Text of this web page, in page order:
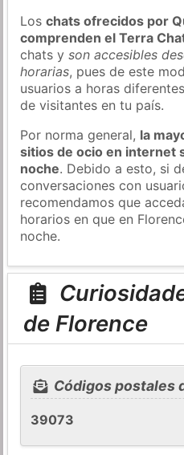
Loschats ofrecidos por
comprenden el Terra
chats yson accesibles
horarias, pues de este
usuarios a horas
de visitantes en tu país.
Por norma general, la
sitios de ocio en internet
noche. Debido a esto, si
conversaciones con
recomendamos que
horarios en que en
noche.
de Florence
Códigos postales
39073